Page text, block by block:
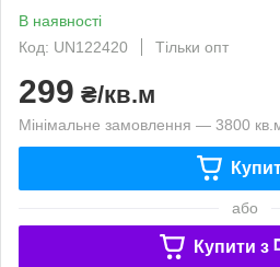
В наявності
Код: UN122420
Тільки опт
299 ₴/кв.м
Мінімальне замовлення — 3800
або
Купити з